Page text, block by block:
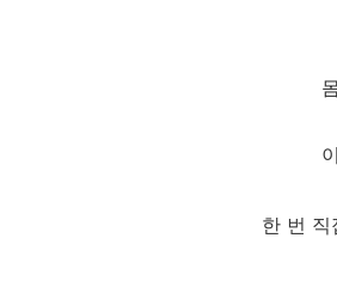
한 번 직